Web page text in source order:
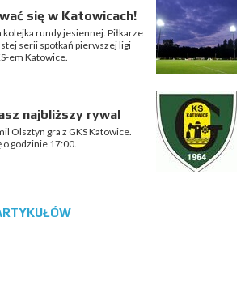
się w Katowicach!
rundy jesiennej. Piłkarze
serii spotkań pierwszej ligi
em Katowice.
najbliższy rywal
Olsztyn gra z GKS Katowice.
o godzinie 17:00.